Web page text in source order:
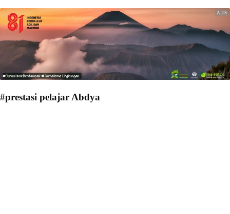
#prestasi pelajar Abdya